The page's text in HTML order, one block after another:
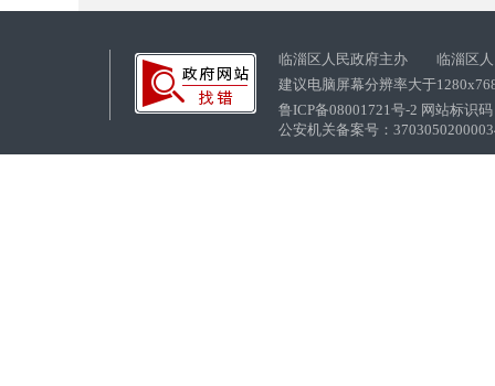
临淄区人民政府主办 临淄区人
建议电脑屏幕分辨率大于
鲁ICP备08001721号-2 网站标识
公安机关备案号：